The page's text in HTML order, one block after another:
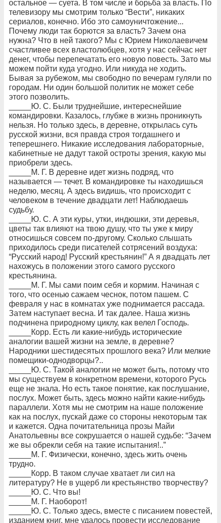
остальное — суета. В том числе и борьба за власть. По
телевизору мы смотрим только “Вести”, никаких
сериалов, конечно. Ибо это самоуничтожение...
Почему люди так борются за власть? Зачем она
нужна? Что в ней такого? Мы с Юрием Николаевичем
счастливее всех властолюбцев, хотя у нас сейчас нет
денег, чтобы перепечатать его новую повесть. Зато мы
можем пойти куда угодно. Или никуда не ходить.
Бывая за рубежом, мы свободно по вечерам гуляли по
городам. Ни один большой политик не может себе
этого позволить.
_____Ю. С. Были труднейшие, интереснейшие
командировки. Казалось, глубже в жизнь проникнуть
нельзя. Но только здесь, в деревне, открылась суть
русской жизни, вся правда строя тогдашнего и
теперешнего. Никакие исследования лабораторные,
кабинетные не дадут такой остроты зрения, какую мы
приобрели здесь.
_____М. Г. В деревне идет жизнь подряд, что
называется — течет. В командировке ты находишься
неделю, месяц. А здесь видишь, что происходит с
человеком в течение двадцати лет! Наблюдаешь
судьбу.
_____Ю. С. А эти куры, утки, индюшки, эти деревья,
цветы так влияют на твою душу, что ты уже к миру
относишься совсем по-другому. Сколько слышать
приходилось среди писателей сотрясений воздуха:
“Русский народ! Русский крестьянин!” А я двадцать лет
нахожусь в положении этого самого русского
крестьянина.
_____М. Г. Мы сами поим себя и кормим. Начиная с
того, что осенью сажаем чеснок, потом пашем. С
февраля у нас в комнатах уже поднимается рассада.
Затем наступает весна. И так далее. Наша жизнь
подчинена природному циклу, как велел Господь.
_____Корр. Есть ли какие-нибудь исторические
аналогии вашей жизни на земле, в деревне?
Народники шестидесятых прошлого века? Или мелкие
помещики-однодворцы?..
_____Ю. С. Такой аналогии не может быть, потому что
мы существуем в конкретном времени, которого Русь
еще не знала. Но есть такое понятие, как послушание,
послух. Может быть, здесь можно найти какие-нибудь
параллели. Хотя мы не смотрим на наше положение
как на послух, пускай даже со стороны некоторым так
и кажется. Одна почитательница прозы Майи
Анатольевны все сокрушается о нашей судьбе: “Зачем
же вы обрекли себя на такие испытания!..”
_____М. Г. Физически, конечно, здесь жить очень
трудно.
_____Корр. В таком случае хватает ли сил на
литературу? Не в ущерб ли крестьянство творчеству?
_____Ю. С. Что вы!
_____М. Г. Наоборот!
_____Ю. С. Только здесь, вместе с писанием повестей,
изданием книг, мне удалось провести исследование